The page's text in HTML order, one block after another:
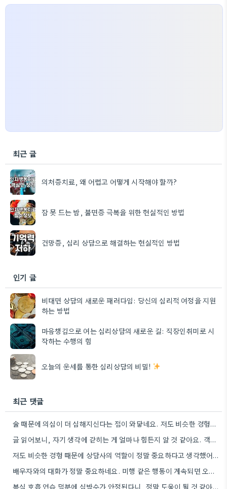
최근 글
의처증치료, 왜 어렵고 어떻게 시작해야 할까?
잠 못 드는 밤, 불면증 극복을 위한 현실적인 방법
건망증, 심리 상담으로 해결하는 현실적인 방법
인기 글
비대면 상담의 새로운 패러다임: 당신의 심리적 여정을 지원
하는 방법
마음챙김으로 여는 심리상담의 새로운 길: 직장인취미로 시
작하는 수행의 힘
오늘의 운세를 통한 심리상담의 비밀!
최근 댓글
술 때문에 의심이 더 심해지신다는 점이 와닿네요. 저도 비슷한 경험이 있어서 전문가의 도움을 받는 게…
글 읽어보니, 자기 생각에 갇히는 게 얼마나 힘든지 알 것 같아요. 객관적으로 판단하는 게 쉽지…
저도 비슷한 경험 때문에 상담사의 역할이 정말 중요하다고 생각했어요. 망상을 객관적으로 볼 수 있게 돕는…
배우자와의 대화가 정말 중요하네요. 미행 같은 행동이 계속되면 오히려 관계가 더 악화될 수 있을 것…
복식 호흡 연습 덕분에 심박수가 안정된다니, 정말 도움이 될 것 같아요. 저는 스트레스 받을 때…